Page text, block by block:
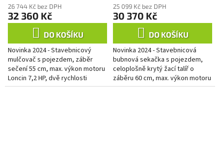
26 744 Kč bez DPH
32 360 Kč
DO KOŠÍKU
Novinka 2024 - Stavebnicový
mulčovač s pojezdem, záběr
sečení 55 cm, max. výkon motoru
Loncin 7,2 HP, dvě rychlosti
vpřed. Dělená náprava s funkcí
25 099 Kč bez DPH
30 370 Kč
DO KOŠÍKU
Novinka 2024 - Stavebnicová
bubnová sekačka s pojezdem,
celoplošně krytý žací talíř o
záběru 60 cm, max. výkon motoru
Loncin 7,2 HP, dvě rychlosti